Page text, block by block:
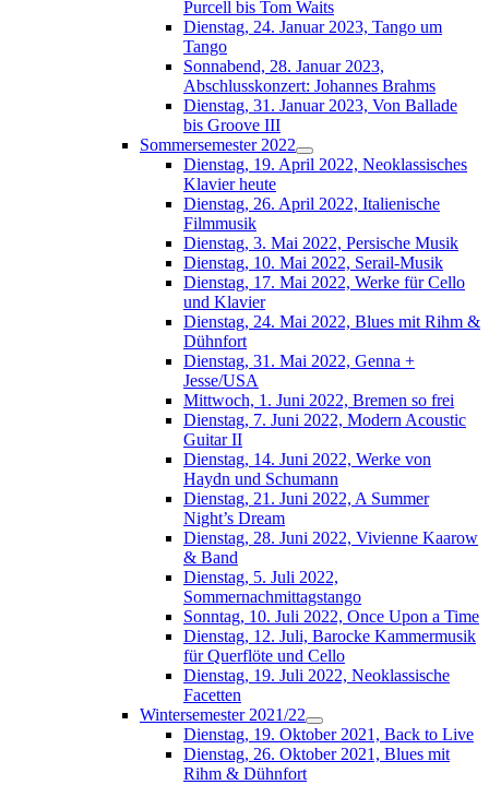
Purcell bis Tom Waits
Dienstag, 24. Januar 2023, Tango um
Tango
Sonnabend, 28. Januar 2023,
Abschlusskonzert: Johannes Brahms
Dienstag, 31. Januar 2023, Von Ballade
bis Groove III
Sommersemester 2022
Dienstag, 19. April 2022, Neoklassisches
Klavier heute
Dienstag, 26. April 2022, Italienische
Filmmusik
Dienstag, 3. Mai 2022, Persische Musik
Dienstag, 10. Mai 2022, Serail-Musik
Dienstag, 17. Mai 2022, Werke für Cello
und Klavier
Dienstag, 24. Mai 2022, Blues mit Rihm &
Dühnfort
Dienstag, 31. Mai 2022, Genna +
Jesse/USA
Mittwoch, 1. Juni 2022, Bremen so frei
Dienstag, 7. Juni 2022, Modern Acoustic
Guitar II
Dienstag, 14. Juni 2022, Werke von
Haydn und Schumann
Dienstag, 21. Juni 2022, A Summer
Night’s Dream
Dienstag, 28. Juni 2022, Vivienne Kaarow
& Band
Dienstag, 5. Juli 2022,
Sommernachmittagstango
Sonntag, 10. Juli 2022, Once Upon a Time
Dienstag, 12. Juli, Barocke Kammermusik
für Querflöte und Cello
Dienstag, 19. Juli 2022, Neoklassische
Facetten
Wintersemester 2021/22
Dienstag, 19. Oktober 2021, Back to Live
Dienstag, 26. Oktober 2021, Blues mit
Rihm & Dühnfort